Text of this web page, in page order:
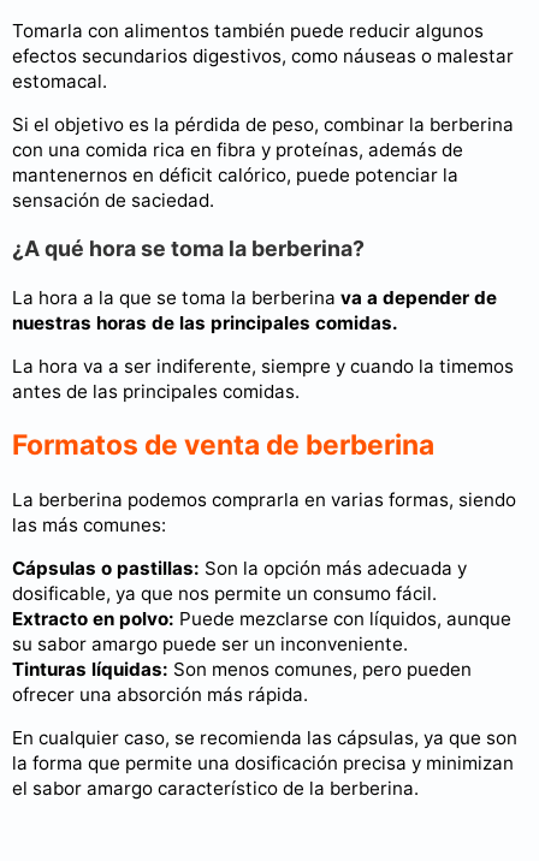
Tomarla con alimentos también puede reducir algunos
efectos secundarios digestivos, como náuseas o malestar
estomacal.
Si el objetivo es la pérdida de peso, combinar la berberina
con una comida rica en fibra y proteínas, además de
mantenernos en déficit calórico, puede potenciar la
sensación de saciedad.
¿A qué hora se toma la berberina?
La hora a la que se toma la berberina va a depender de
nuestras horas de las principales comidas.
La hora va a ser indiferente, siempre y cuando la timemos
antes de las principales comidas.
Formatos de venta de berberina
La berberina podemos comprarla en varias formas, siendo
las más comunes:
Cápsulas o pastillas: Son la opción más adecuada y
dosificable, ya que nos permite un consumo fácil.
Extracto en polvo: Puede mezclarse con líquidos, aunque
su sabor amargo puede ser un inconveniente.
Tinturas líquidas: Son menos comunes, pero pueden
ofrecer una absorción más rápida.
En cualquier caso, se recomienda las cápsulas, ya que son
la forma que permite una dosificación precisa y minimizan
el sabor amargo característico de la berberina.